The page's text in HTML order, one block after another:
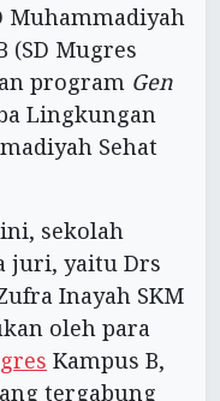
Muhammadiyah
(SD Mugres
program Gen
Lingkungan
Sehat
sekolah
juri, yaitu Drs
Inayah SKM
oleh para
Kampus B,
tergabung